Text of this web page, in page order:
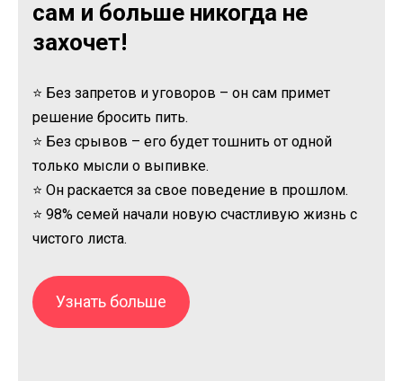
сам и больше никогда не
захочет!
⭐ Без запретов и уговоров – он сам примет
решение бросить пить.
⭐ Без срывов – его будет тошнить от одной
только мысли о выпивке.
⭐ Он раскается за свое поведение в прошлом.
⭐ 98% семей начали новую счастливую жизнь с
чистого листа.
Узнать больше